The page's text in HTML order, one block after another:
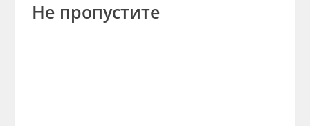
Не пропустите